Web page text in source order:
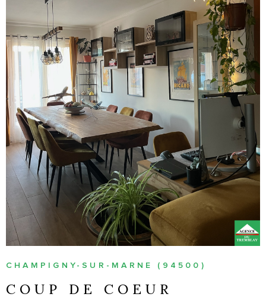
CHAMPIGNY-SUR-MARNE (94500)
COUP DE COEUR
VOIR LE BIEN